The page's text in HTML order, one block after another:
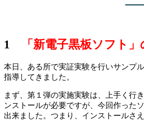
1 「新電子黒板ソフト
本日、ある所で実証実験を行いサンプ
指導してきました。
まず、第１弾の実施実験は、上手く行
ンストールが必要ですが、今回作った
出来ました。つまり、インストールさ